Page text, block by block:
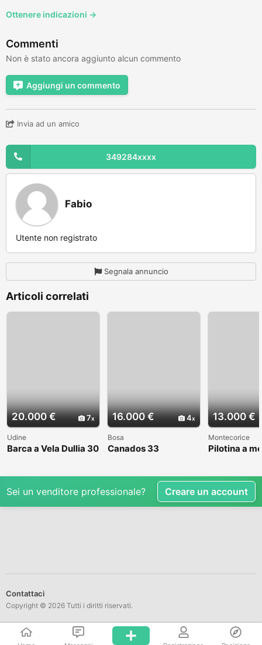
Ottenere indicazioni →
Commenti
Non è stato ancora aggiunto alcun commento
Aggiungi un commento
Invia ad un amico
349284xxxx
Fabio
Utente non registrato
Segnala annuncio
Articoli correlati
20.000 € 7
Udine
Barca a Vela Dullia 30
16.000 € 4
Bosa
Canados 33
13.000 €
Montecorice
Pilotina a
Sei un venditore professionale? Creare un account
Contattaci
Copyright © 2026 Tutti i diritti riservati.